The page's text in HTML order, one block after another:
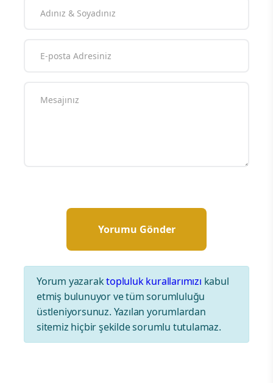
Yorum yazaraktopluluk kurallarımızı kabul
etmiş bulunuyor ve tüm sorumluluğu
üstleniyorsunuz. Yazılan yorumlardan
sitemiz hiçbir şekilde sorumlu tutulamaz.